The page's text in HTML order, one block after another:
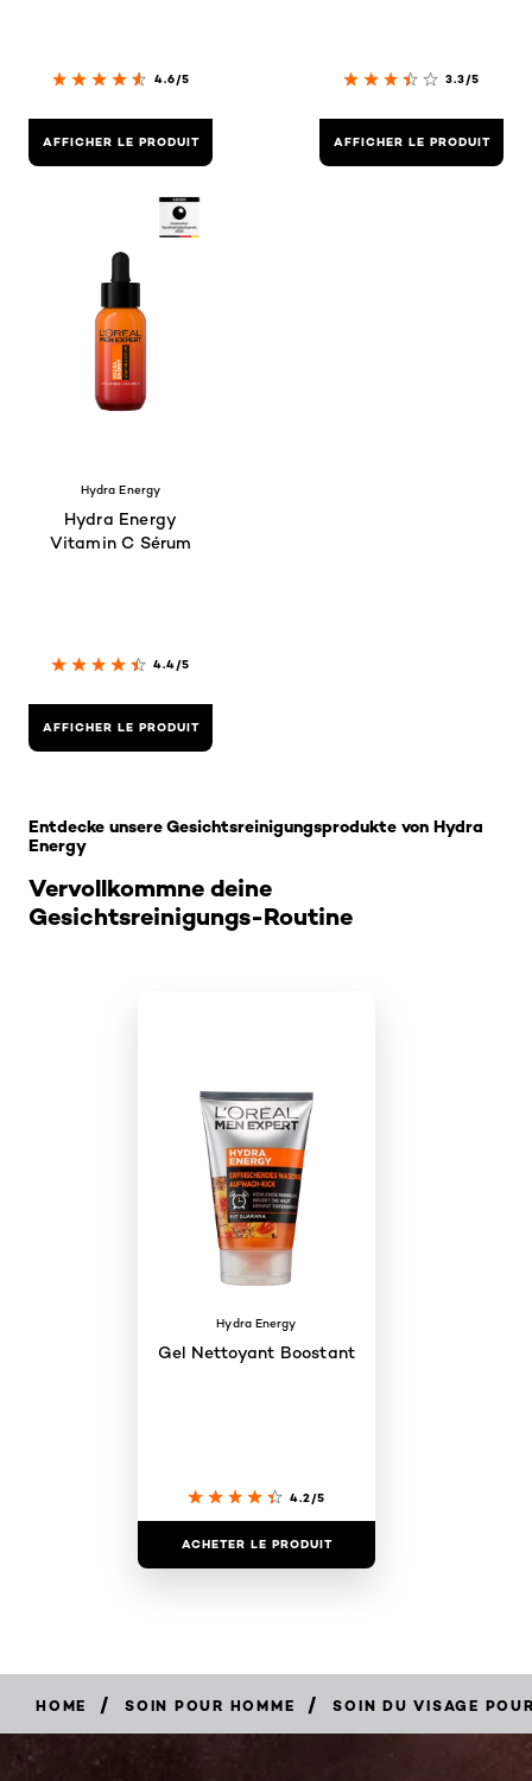
4.6/5
AFFICHER LE PRODUIT
3.3/5
AFFICHER LE PRODUIT
Hydra Energy
Hydra Energy
Vitamin C Sérum
4.4/5
AFFICHER LE PRODUIT
Vervollkommne deine
Gesichtsreinigungs-Routine
Entdecke unsere Gesichtsreinigungsprodukte von Hydra
Energy
Hydra Energy
Gel Nettoyant Boostant
4.2/5
ACHETER LE PRODUIT
HOME / SOIN POUR HOMME / SOIN DU VISAGE